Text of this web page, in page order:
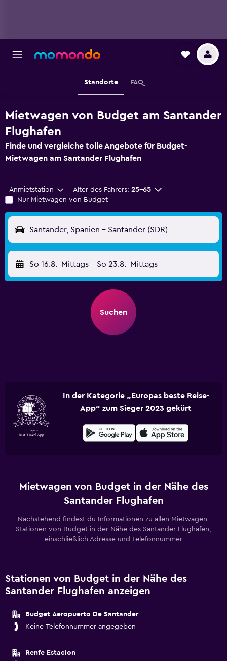
Standorte FAQ
Mietwagen von Budget am Santander
Flughafen
Finde und vergleiche tolle Angebote für Budget-
Mietwagen am Santander Flughafen
Anmietstation Alter des Fahrers: 25-65
Nur Mietwagen von Budget
Santander, Spanien - Santander (SDR)
So 16.8. Mittags - So 23.8. Mittags
Suchen
In der Kategorie „Europas beste Reise-
App“ zum Sieger 2023 gekürt
Mietwagen von Budget in der Nähe des
Santander Flughafen
Nachstehend findest du Informationen zu allen Mietwagen-
Stationen von Budget in der Nähe des Santander Flughafen,
einschließlich Adresse und Telefonnummer
Stationen von Budget in der Nähe des
Santander Flughafen anzeigen
Budget Aeropuerto De Santander
Keine Telefonnummer angegeben
Renfe Estacion